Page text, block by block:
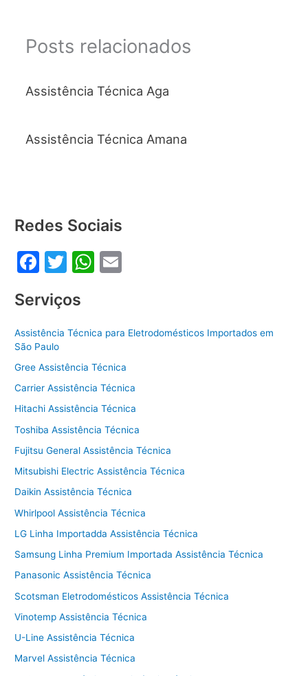
o
o
k
p
p
Posts relacionados
Assistência Técnica Aga
Assistência Técnica Amana
Redes Sociais
F
c
e
b
o
o
k
T
itt
er
W
s
p
p
l
Serviços
Assistência Técnica para Eletrodomésticos Importados em
São Paulo
Gree Assistência Técnica
Carrier Assistência Técnica
Hitachi Assistência Técnica
Toshiba Assistência Técnica
Fujitsu General Assistência Técnica
Mitsubishi Electric Assistência Técnica
Daikin Assistência Técnica
Whirlpool Assistência Técnica
LG Linha Importadda Assistência Técnica
Samsung Linha Premium Importada Assistência Técnica
Panasonic Assistência Técnica
Scotsman Eletrodomésticos Assistência Técnica
Vinotemp Assistência Técnica
U-Line Assistência Técnica
Marvel Assistência Técnica